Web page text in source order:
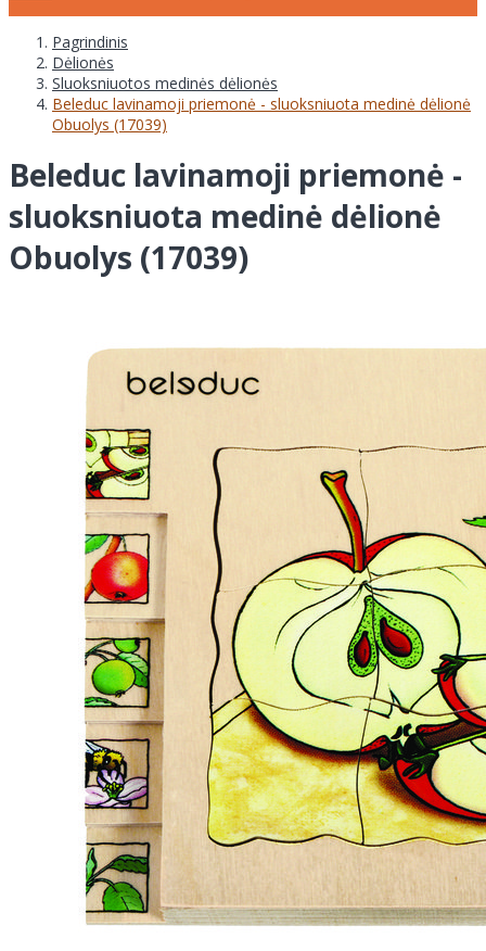
Pagrindinis
Dėlionės
Sluoksniuotos medinės dėlionės
Beleduc lavinamoji priemonė - sluoksniuota medinė dėlionė
Obuolys (17039)
Beleduc lavinamoji priemonė -
sluoksniuota medinė dėlionė
Obuolys (17039)